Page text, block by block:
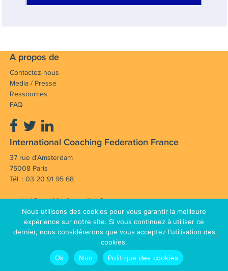
A propos de
Contactez-nous
Media / Presse
Ressources
FAQ
International Coaching Federation France
37 rue d'Amsterdam
75008 Paris
Tél. : 03 20 91 95 68
contact@coachingfederation.fr
Notre mission : Faire avancer et rayonner la
profession de coach en France et dans le monde.
© Copyright 2012 - 2026 International
Coaching Federation
Mentions légales
Plan du site
Nous utilisons des cookies pour vous garantir la meilleure
expérience sur notre site. Si vous continuez à utiliser ce
dernier, nous considérerons que vous acceptez l'utilisation des
cookies.
Ok
Non Politique des cookies